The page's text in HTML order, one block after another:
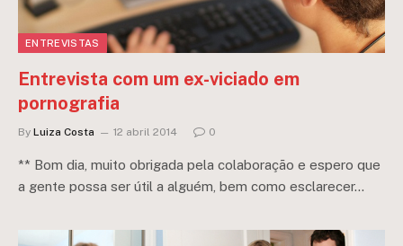
ENTREVISTAS
Entrevista com um ex-viciado em
pornografia
By Luiza Costa 12 abril 2014 0
** Bom dia, muito obrigada pela colaboração e espero que
a gente possa ser útil a alguém, bem como esclarecer…